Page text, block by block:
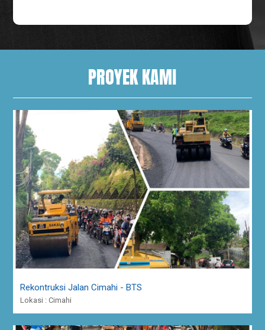
PROYEK KAMI
Rekontruksi Jalan Cimahi - BTS
Lokasi : Cimahi